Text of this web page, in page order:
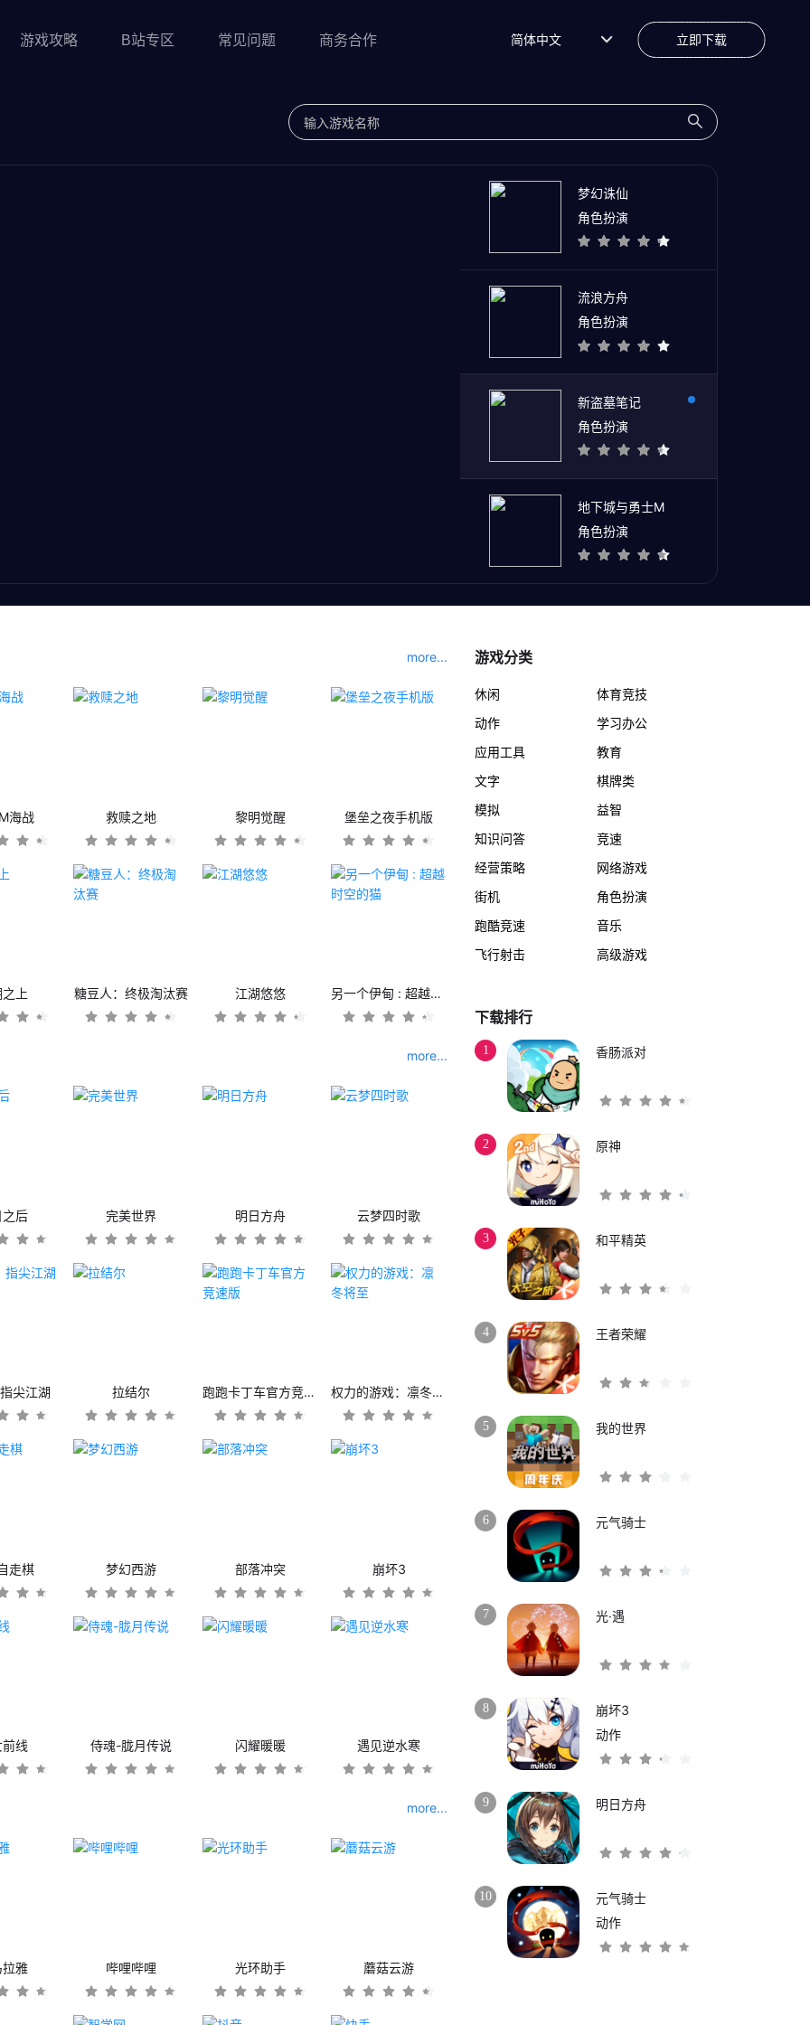
游戏攻略 B站专区 常见问题 商务合作 简体中文 立即下载
梦幻诛仙
角色扮演
流浪方舟
角色扮演
新盗墓笔记
角色扮演
地下城与勇士M
角色扮演
more...
海战 救赎之地 黎明觉醒 堡垒之夜手机版
上 糖豆人：终极淘汰赛 江湖悠悠 另一个伊甸 : 超越时空的猫
more...
后 完美世界 明日方舟 云梦四时歌
尖江湖 拉结尔 跑跑卡丁车官方竞速版 权力的游戏：凛冬将至
走棋 梦幻西游 部落冲突 崩坏3
线 侍魂-胧月传说 闪耀暖暖 遇见逆水寒
more...
雅 哔哩哔哩 光环助手 蘑菇云游
游戏分类
休闲
体育竞技
动作
学习办公
应用工具
教育
文字
棋牌类
模拟
益智
知识问答
竞速
经营策略
网络游戏
街机
角色扮演
跑酷竞速
音乐
飞行射击
高级游戏
下载排行
1 香肠派对
2 原神
3 和平精英
4 王者荣耀
5 我的世界
6 元气骑士
7 光·遇
8
崩坏3
动作
9 明日方舟
10
元气骑士
动作